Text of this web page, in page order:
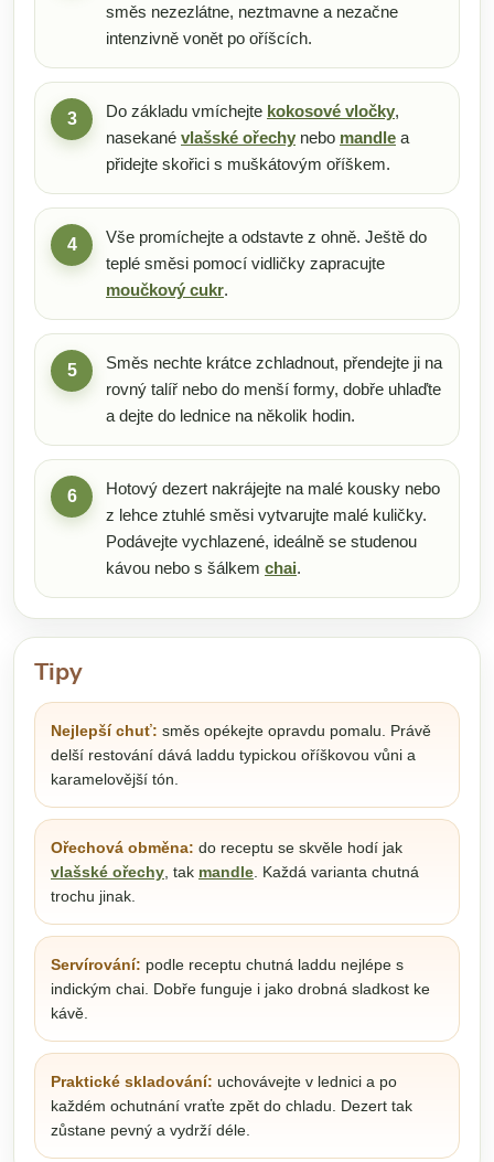
směs nezezlátne, neztmavne a nezačne
intenzivně vonět po oříšcích.
3 Do základu vmíchejte kokosové vločky,
nasekané vlašské ořechy nebo mandle a
přidejte skořici s muškátovým oříškem.
4
Vše promíchejte a odstavte z ohně. Ještě do
teplé směsi pomocí vidličky zapracujte
moučkový cukr.
5
Směs nechte krátce zchladnout, přendejte ji na
rovný talíř nebo do menší formy, dobře uhlaďte
a dejte do lednice na několik hodin.
6
Hotový dezert nakrájejte na malé kousky nebo
z lehce ztuhlé směsi vytvarujte malé kuličky.
Podávejte vychlazené, ideálně se studenou
kávou nebo s šálkem chai.
Tipy
Nejlepší chuť: směs opékejte opravdu pomalu. Právě
delší restování dává laddu typickou oříškovou vůni a
karamelovější tón.
Ořechová obměna: do receptu se skvěle hodí jak
vlašské ořechy , tak mandle . Každá varianta chutná
trochu jinak.
Servírování: podle receptu chutná laddu nejlépe s
indickým chai. Dobře funguje i jako drobná sladkost ke
kávě.
Praktické skladování: uchovávejte v lednici a po
každém ochutnání vraťte zpět do chladu. Dezert tak
zůstane pevný a vydrží déle.